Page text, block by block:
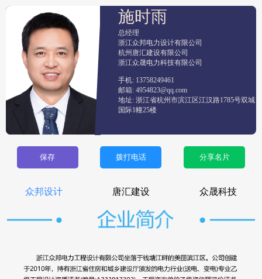
施时雨
总经理
浙江众邦电力设计有限公司
杭州唐汇建设有限公司
浙江众晟电力科技有限公司
手机: 13758249461
邮箱: 4954823@qq.com
地址: 浙江省杭州市滨江区江汉路1785号双城
国际1幢25楼
保存 拨打电话 分享名片
众邦设计 唐汇建设 众晟科技